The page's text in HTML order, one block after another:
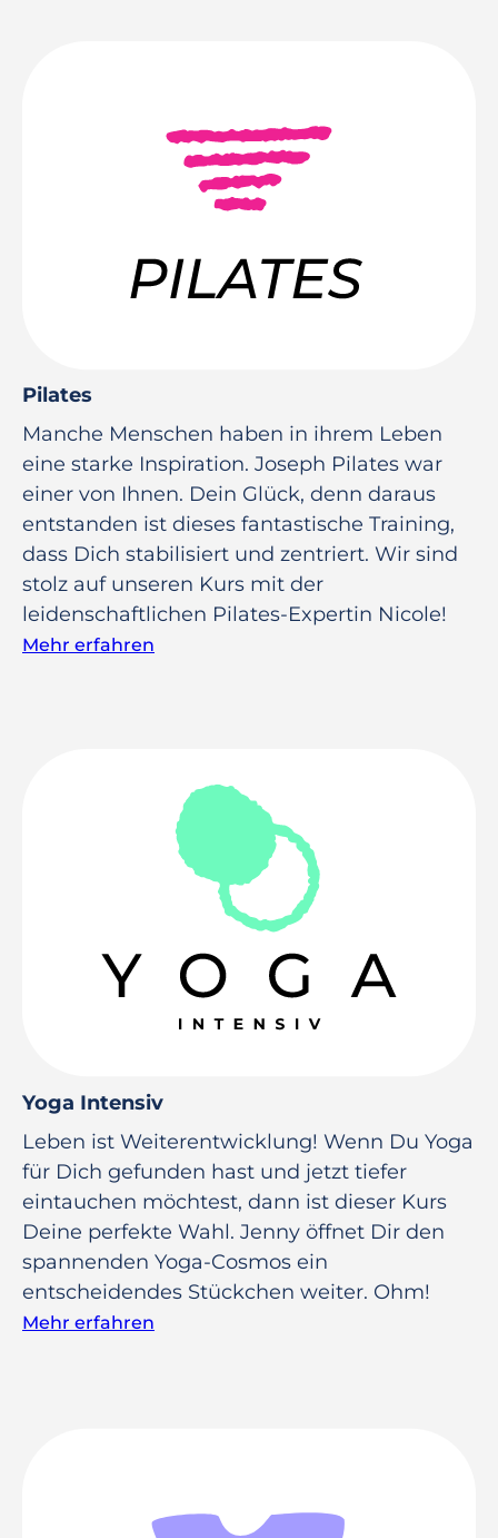
Pilates
Manche Menschen haben in ihrem Leben
eine starke Inspiration. Joseph Pilates war
einer von Ihnen. Dein Glück, denn daraus
entstanden ist dieses fantastische Training,
dass Dich stabilisiert und zentriert. Wir sind
stolz auf unseren Kurs mit der
leidenschaftlichen Pilates-Expertin Nicole!
Mehr erfahren
Yoga Intensiv
Leben ist Weiterentwicklung! Wenn Du Yoga
für Dich gefunden hast und jetzt tiefer
eintauchen möchtest, dann ist dieser Kurs
Deine perfekte Wahl. Jenny öffnet Dir den
spannenden Yoga-Cosmos ein
entscheidendes Stückchen weiter. Ohm!
Mehr erfahren